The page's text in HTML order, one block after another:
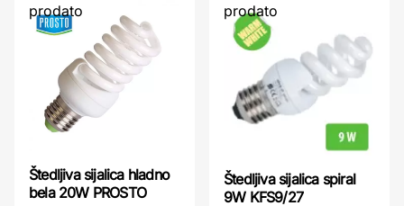
prodato
Štedljiva sijalica hladno
bela 20W PROSTO
prodato
Štedljiva sijalica spiral
9W KFS9/27